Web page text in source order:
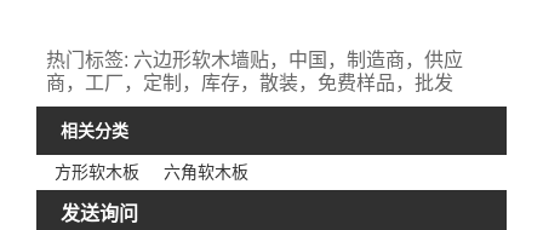
热门标签: 六边形软木墙贴，中国，制造商，供应
商，工厂，定制，库存，散装，免费样品，批发
相关分类
方形软木板 六角软木板
发送询问